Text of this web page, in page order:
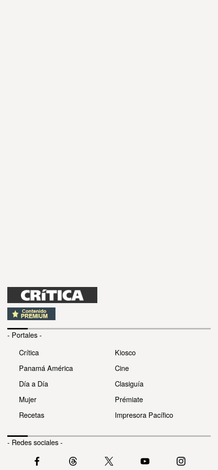
- Portales -
Crítica
Panamá América
Día a Día
Mujer
Recetas
Kiosco
Cine
Clasiguía
Prémiate
Impresora Pacífico
- Redes sociales -